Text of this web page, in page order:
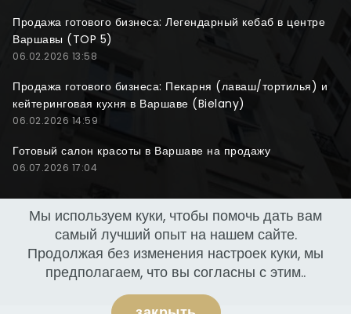
Продажа готового бизнеса: Легендарный кебаб в центре
Варшавы (TOP 5)
06.02.2026 13:58
Продажа готового бизнеса: Пекарня (лаваш/тортилья) и
кейтеринговая кухня в Варшаве (Bielany)
06.02.2026 14:59
Готовый салон красоты в Варшаве на продажу
06.07.2026 17:04
Мы используем куки, чтобы помочь дать вам
самый лучший опыт на нашем сайте.
Продолжая без изменения настроек куки, мы
предполагаем, что вы согласны с этим..